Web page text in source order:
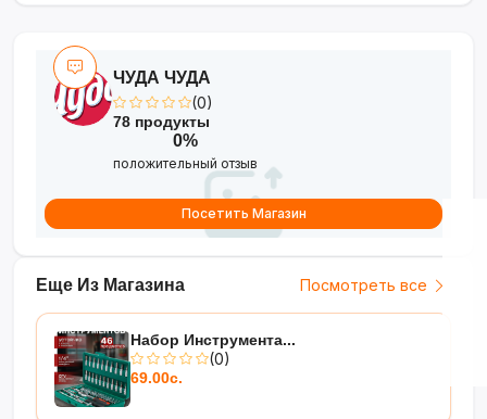
энергопотребление
Еще Из Магазина Посмотреть все
Набор Инструмента...
(0)
69.00с.
ЧУДА ЧУДА
(0)
78 продукты
0%
положительный отзыв
Посетить Магазин